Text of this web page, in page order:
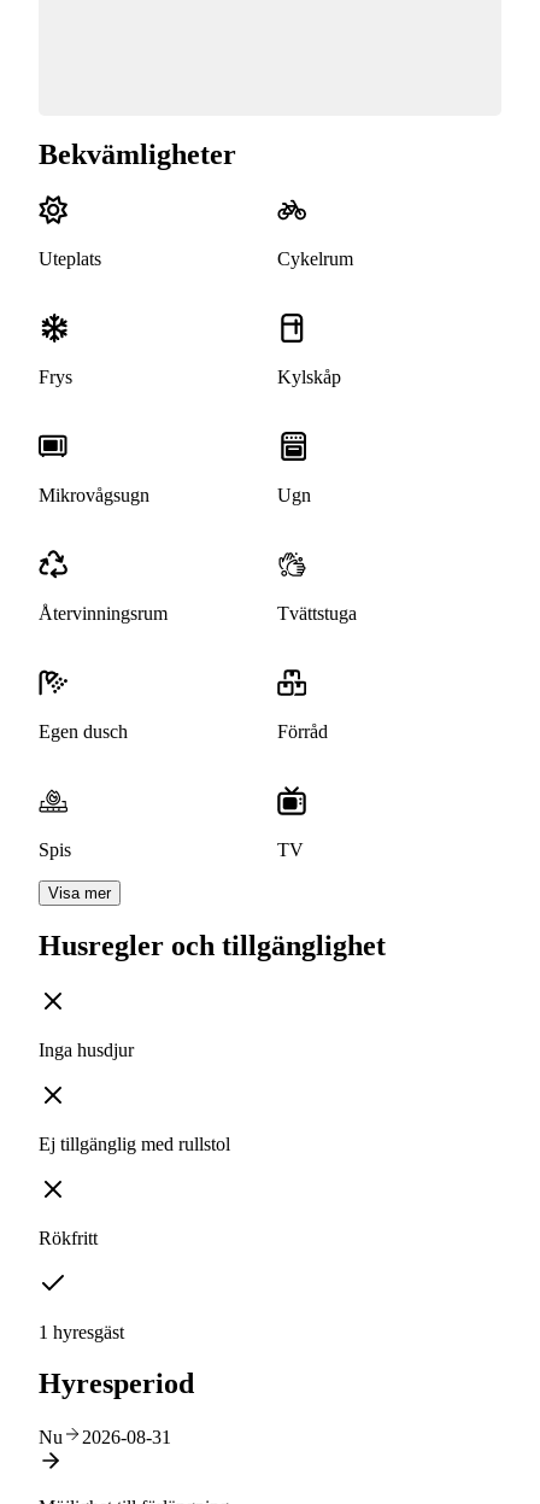
Bekvämligheter
Uteplats Cykelrum
Frys Kylskåp
Mikrovågsugn Ugn
Återvinningsrum Tvättstuga
Egen dusch Förråd
Spis TV
Visa mer
Husregler och tillgänglighet
Inga husdjur
Ej tillgänglig med rullstol
Rökfritt
1 hyresgäst
Hyresperiod
Nu 2026-08-31